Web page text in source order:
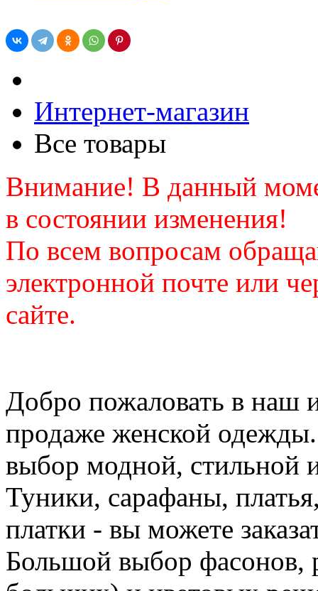
Интернет-магазин
Все товары
Внимание! В данный
в состоянии изменения!
По всем вопросам
электронной почте или
сайте.
Добро пожаловать в наш
продаже женской
выбор модной, стильной
Туники, сарафаны,
платки - вы можете
Большой выбор фасонов,